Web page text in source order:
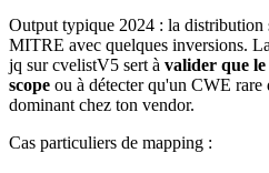
Output typique 2024 : la distribution
MITRE avec quelques inversions.
jq sur cvelistV5 sert à valider que
scope ou à détecter qu'un CWE rare
dominant chez ton vendor.
Cas particuliers de mapping :